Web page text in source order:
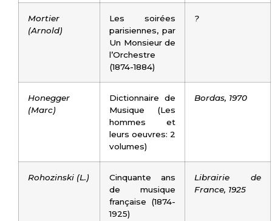
Mortier
(Arnold)
Les soirées
parisiennes, par
Un Monsieur de
l’Orchestre
(1874-1884)
?
Honegger
(Marc)
Dictionnaire de
Musique (Les
hommes et
leurs oeuvres: 2
volumes)
Bordas, 1970
Rohozinski (L.)
Cinquante ans
de musique
française (1874-
1925)
Librairie de
France, 1925